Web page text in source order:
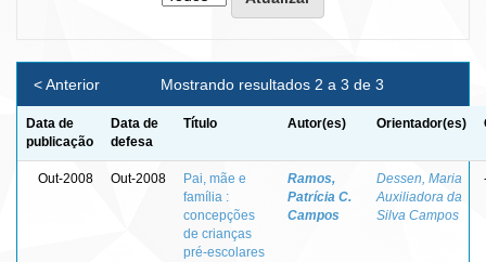
Mostrando resultados 2 a 3 de 3
< Anterior
Data de
publicação
Data de
defesa
Título Autor(es) Orientador(es)
Out-2008 Out-2008
Pai, mãe e
família :
concepções
de crianças
pré-escolares
Ramos,
Patrícia C.
Campos
Dessen, Maria
Auxiliadora da
Silva Campos